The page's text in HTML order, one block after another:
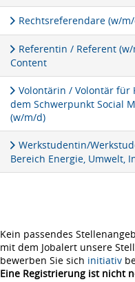
Rechtsreferendare (w/
Referentin / Referent
Content
Volontärin / Volontär für
dem Schwerpunkt Social
(w/m/d)
Werkstudentin/
Bereich Energie, Umwelt,
Kein passendes
mit dem Jobalert unsere
bewerben Sie sich initiativ
Eine Registrierung ist nicht